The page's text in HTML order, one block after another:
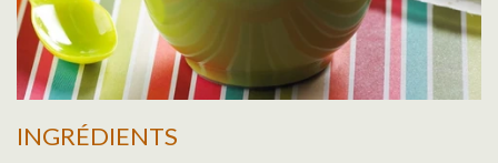
INGRÉDIENTS